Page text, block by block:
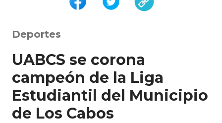
Deportes
UABCS se corona
campeón de la Liga
Estudiantil del Municipio
de Los Cabos